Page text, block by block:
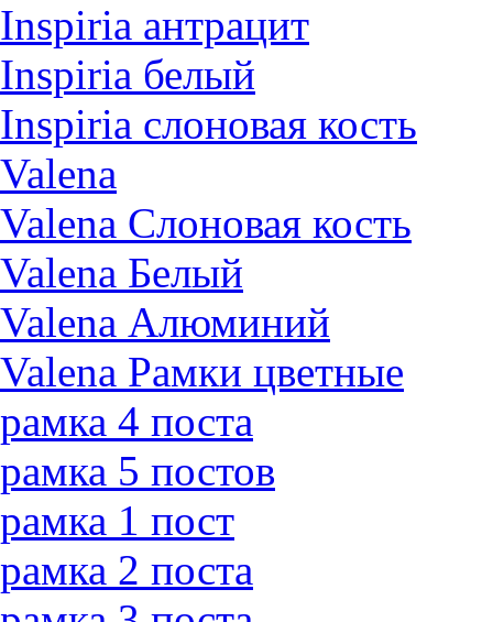
Inspiria антрацит
Inspiria белый
Inspiria слоновая кость
Valena
Valena Слоновая кость
Valena Белый
Valena Алюминий
Valena Рамки цветные
рамка 4 поста
рамка 5 постов
рамка 1 пост
рамка 2 поста